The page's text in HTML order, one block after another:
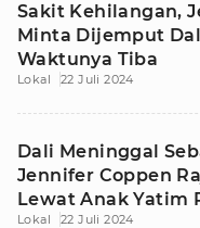
Sakit Kehilangan,
Minta Dijemput
Waktunya Tiba
Lokal 22 Juli 2024
Dali Meninggal
Jennifer Coppen
Lewat Anak Yatim
Lokal 22 Juli 2024